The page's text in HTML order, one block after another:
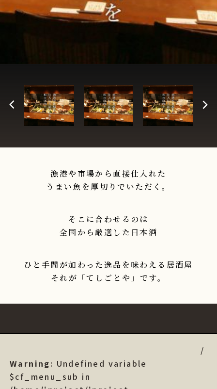
漁港や市場から直接仕入れた
うまい魚を厚切りでいただく。
そこに合わせるのは
全国から厳選した日本酒
ひと手間が加わった逸品を味わえる居酒屋
それが「てしごとや」です。
Warning: Undefined variable
$cf_menu_sub in